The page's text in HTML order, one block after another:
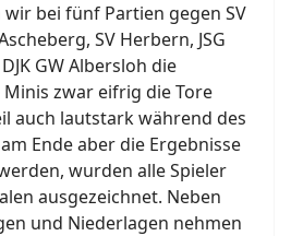
bei fünf Partien gegen SV
SV Herbern, JSG
GW Albersloh die
zwar eifrig die Tore
auch lautstark während des
Ende aber die Ergebnisse
wurden alle Spieler
ausgezeichnet. Neben
und Niederlagen nehmen